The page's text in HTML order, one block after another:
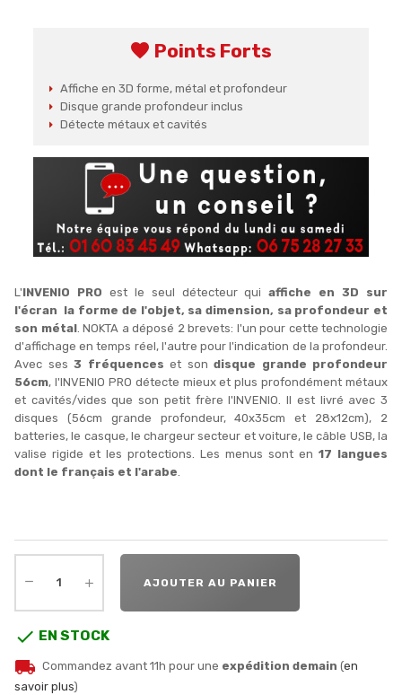
favorite Points Forts
Affiche en 3D forme, métal et profondeur
Disque grande profondeur inclus
Détecte métaux et cavités
L'INVENIO PRO est le seul détecteur quiaffiche en 3D sur
l'écran la forme de l'objet, sa dimension, sa profondeur et
son métal. NOKTA a déposé 2 brevets: l'un pour cette technologie
d'affichage en temps réel, l'autre pour l'indication de la profondeur.
Avec ses 3 fréquences et son disque grande profondeur
56cm, l'INVENIO PRO détecte mieux et plus profondément métaux
et cavités/vides que son petit frère l'INVENIO. Il est livré avec 3
disques (56cm grande profondeur, 40x35cm et 28x12cm), 2
batteries, le casque, le chargeur secteur et voiture, le câble USB, la
valise rigide et les protections . Les menus sont en 17 langues
dont le français et l'arabe
AJOUTER AU PANIER
 EN STOCK
local_shipping Commandez avant 11h pour une expédition demain (en
savoir plus)